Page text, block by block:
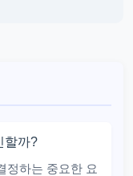
할까?
정하는 중요한 요